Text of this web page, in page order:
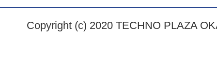
Copyright (c) 2020 TECHNO PLAZA